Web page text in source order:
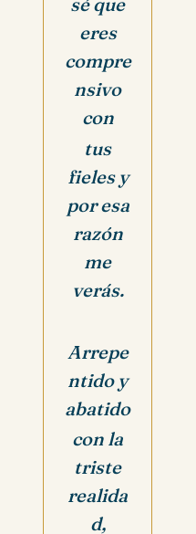
eres
compre
nsivo
con
tus
fieles y
por esa
razón
me
verás.
Arrepe
ntido y
abatido
con la
triste
realida
d,